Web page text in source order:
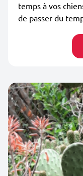
temps à vos
de passer du